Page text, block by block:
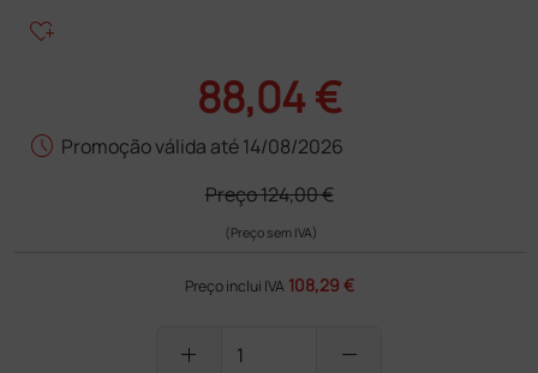
heart_plus
88,04 €
schedule Promoção válida até 14/08/2026
Preço124,00 €
(Preço sem IVA)
Preço inclui IVA 108,29 €
add remove